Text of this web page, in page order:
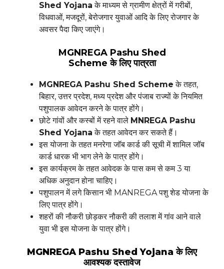
Shed Yojana के माध्यम से ग्रामीण क्षेत्रों में गरीबों,
विधवाओं, मजदूरों, बेरोजगार युवाओं आदि के लिए रोजगार के
अवसर पैदा किए जाएंगे।
MGNREGA Pashu Shed
Scheme के लिए पात्रता
MGNREGA Pashu Shed Scheme के तहत,
बिहार, उत्तर प्रदेश, मध्य प्रदेश और पंजाब राज्यों के नियमित
पशुपालक आवेदन करने के पात्र होंगे।
छोटे गांवों और कस्बों में रहने वाले MNREGA Pashu
Shed Yojana के तहत आवेदन कर सकते हैं।
इस योजना के तहत मनरेगा जॉब कार्ड की सूची में शामिल जॉब
कार्ड धारक भी भाग लेने के पात्र होंगे।
इस कार्यक्रम के तहत आवेदक के पास कम से कम 3 या
अधिक अनुदान होना चाहिए।
पशुपालन में लगे किसान भी MANREGA पशु शेड योजना के
लिए पात्र होंगे।
शहरों की नौकरी छोड़कर नौकरी की तलाश में गांव आने वाले
युवा भी इस योजना के पात्र होंगे।
MGNREGA Pashu Shed Yojana के लिए
आवश्यक दस्तावेज